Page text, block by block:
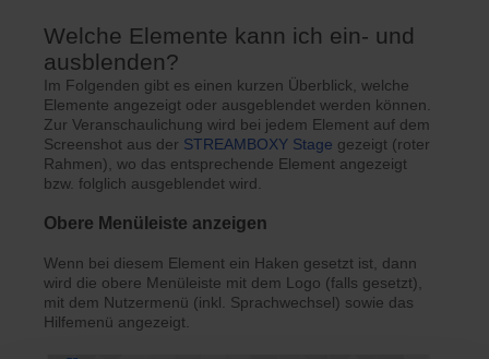
Welche Elemente kann ich ein- und
ausblenden?
Im Folgenden gibt es einen kurzen Überblick, welche
Elemente angezeigt oder ausgeblendet werden können.
Zur Veranschaulichung wird bei jedem Element auf dem
Screenshot aus der STREAMBOXY Stage gezeigt (roter
Rahmen), wo das entsprechende Element angezeigt
bzw. folglich ausgeblendet wird.
Obere Menüleiste anzeigen
Wenn bei diesem Element ein Haken gesetzt ist, dann
wird die obere Menüleiste mit dem Logo (falls gesetzt),
mit dem Nutzermenü (inkl. Sprachwechsel) sowie das
Hilfemenü angezeigt.